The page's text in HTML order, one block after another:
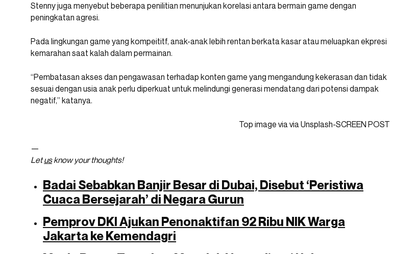
Stenny juga menyebut beberapa penilitian menunjukan korelasi antara bermain game dengan
peningkatan agresi.
Pada lingkungan game yang kompeititf, anak-anak lebih rentan berkata kasar atau meluapkan ekpresi
kemarahan saat kalah dalam permainan.
“Pembatasan akses dan pengawasan terhadap konten game yang mengandung kekerasan dan tidak
sesuai dengan usia anak perlu diperkuat untuk melindungi generasi mendatang dari potensi dampak
negatif,” katanya.
Top image via via Unsplash-SCREEN POST
—
Letusknow your thoughts!
Badai Sebabkan Banjir Besar di Dubai, Disebut ‘Peristiwa
Cuaca Bersejarah’ di Negara Gurun
Pemprov DKI Ajukan Penonaktifan 92 Ribu NIK Warga
Jakarta ke Kemendagri